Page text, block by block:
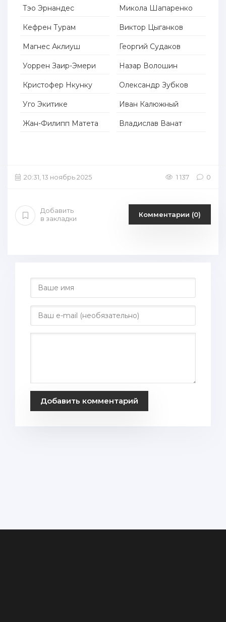
Тэо Эрнандес
Кефрен Турам
Магнес Аклиуш
Уоррен Заир-Эмери
Кристофер Нкунку
Уго Экитике
Жан-Филипп Матета
Микола Шапаренко
Виктор Цыганков
Георгий Судаков
Назар Волошин
Олександр Зубков
Иван Калюжный
Владислав Ванат
20:31, 13 ноябрь 2025 1 137 0
Добавить
в закладки
Комментарии (0)
Добавить комментарий